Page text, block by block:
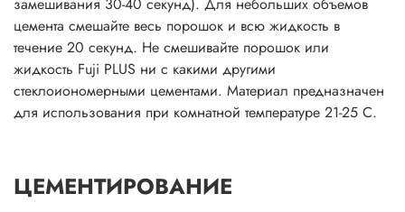
цемента смешайте весь порошок и всю жидкость в
течение 20 секунд. Не смешивайте порошок или
жидкость Fuji PLUS ни с какими другими
стеклоиономерными цементами. Материал предназначен
для использования при комнатной температуре 21-25 С.
ЦЕМЕНТИРОВАНИЕ